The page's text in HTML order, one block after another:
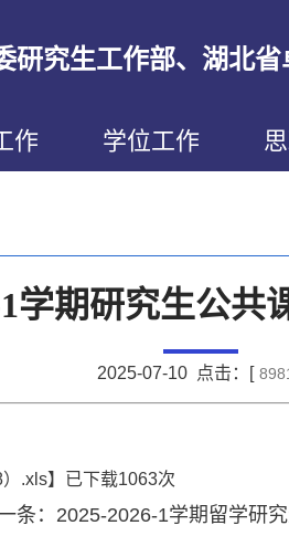
研究生工作部、湖北
作 学位工作
学期研究生公共
2025-07-10 点击：[
.xls】已下载1063次
条： 2025-2026-1学期留学研